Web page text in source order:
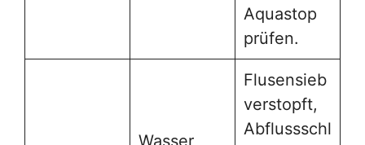
Aquastop
prüfen.
Wasser
Flusensieb
verstopft,
Abflussschl